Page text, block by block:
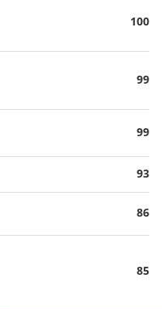
100
99
99
93
86
85